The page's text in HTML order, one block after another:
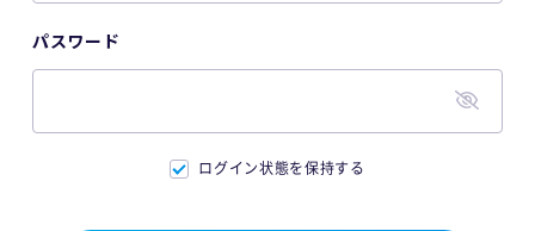
パスワード
ログイン状態を保持する